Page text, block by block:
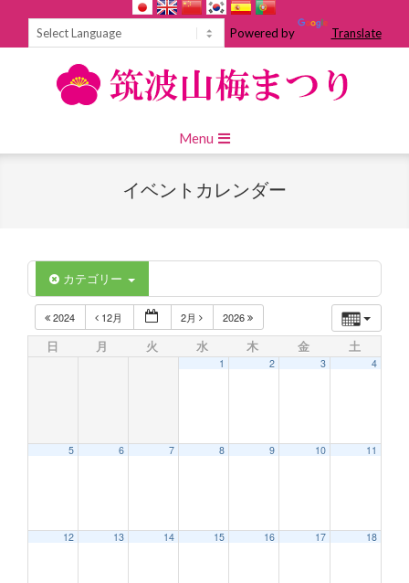
Powered by Translate
Navigation
Menu
イベントカレンダー
カテゴリー
2024 12月 2月 2026
日 月 火 水 木 金 土
1 2 3 4
5 6 7 8 9 10 11
12 13 14 15 16 17 18